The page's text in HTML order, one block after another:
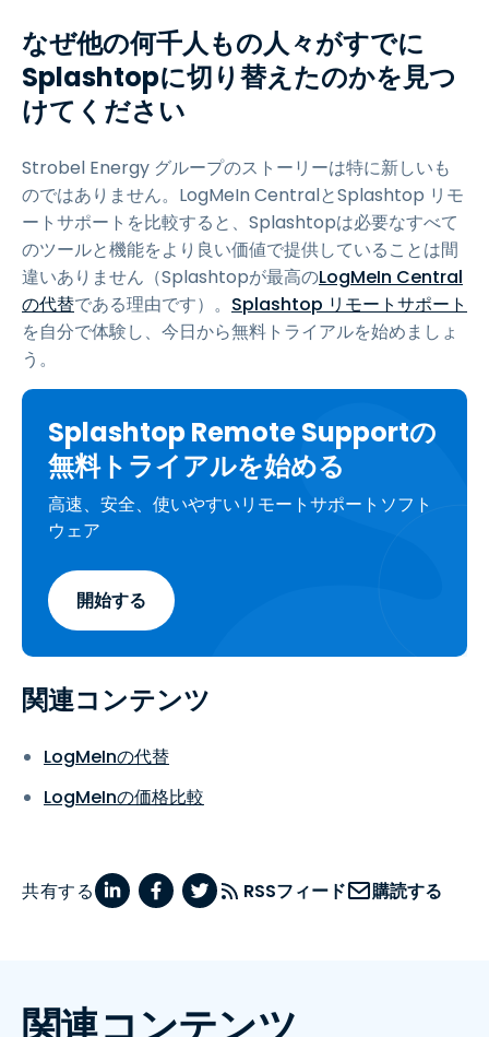
なぜ他の何千人もの人々がすでに
Splashtopに切り替えたのかを見つ
けてください
Strobel Energy グループのストーリーは特に新しいも
のではありません。LogMeIn CentralとSplashtop リモ
ートサポートを比較すると、Splashtopは必要なすべて
のツールと機能をより良い価値で提供していることは間
違いありません（Splashtopが最高のLogMeIn Central
の代替である理由です）。 Splashtop リモートサポート
を自分で体験し、今日から無料トライアルを始めましょ
う。
Splashtop Remote Supportの
無料トライアルを始める
高速、安全、使いやすいリモートサポートソフト
ウェア
開始する
関連コンテンツ
LogMeInの代替
LogMeInの価格比較
共有する RSSフィード 購読する